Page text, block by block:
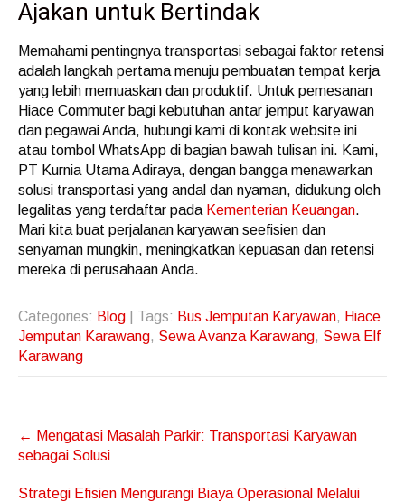
Ajakan untuk Bertindak
Memahami pentingnya transportasi sebagai faktor retensi
adalah langkah pertama menuju pembuatan tempat kerja
yang lebih memuaskan dan produktif. Untuk pemesanan
Hiace Commuter bagi kebutuhan antar jemput karyawan
dan pegawai Anda, hubungi kami di kontak website ini
atau tombol WhatsApp di bagian bawah tulisan ini. Kami,
PT Kurnia Utama Adiraya, dengan bangga menawarkan
solusi transportasi yang andal dan nyaman, didukung oleh
legalitas yang terdaftar pada Kementerian Keuangan.
Mari kita buat perjalanan karyawan seefisien dan
senyaman mungkin, meningkatkan kepuasan dan retensi
mereka di perusahaan Anda.
Categories: Blog | Tags: Bus Jemputan Karyawan, Hiace
Jemputan Karawang, Sewa Avanza Karawang, Sewa Elf
Karawang
Post
navigation
← Mengatasi Masalah Parkir: Transportasi Karyawan
sebagai Solusi
Strategi Efisien Mengurangi Biaya Operasional Melalui